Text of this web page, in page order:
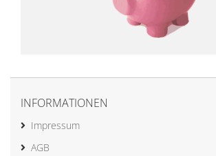
INFORMATIONEN
Impressum
AGB